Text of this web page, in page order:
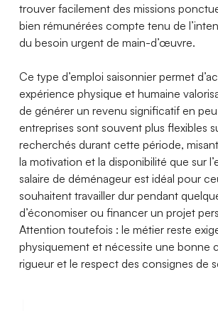
trouver facilement des missions
bien rémunérées compte tenu de
du besoin urgent de main-d’œuvre.
Ce type d’emploi saisonnier permet
expérience physique et humaine
de générer un revenu significatif en
entreprises sont souvent plus flexibles
recherchés durant cette période,
la motivation et la disponibilité que sur
salaire de déménageur est idéal pour
souhaitent travailler dur pendant
d’économiser ou financer un projet
Attention toutefois : le métier reste
physiquement et nécessite une bonne
rigueur et le respect des consignes de